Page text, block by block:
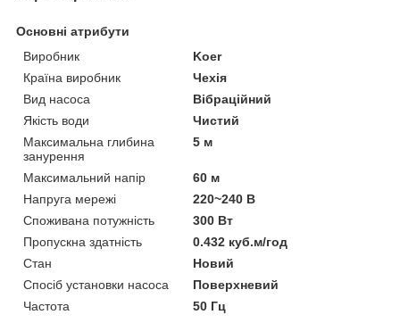
Основні атрибути
Виробник
Koer
Країна виробник
Чехія
Вид насоса
Вібраційний
Якість води
Чистий
Максимальна глибина
занурення
5 м
Максимальний напір
60 м
Напруга мережі
220~240 В
Споживана потужність
300 Вт
Пропускна здатність
0.432 куб.м/год
Стан
Новий
Спосіб установки насоса
Поверхневий
Частота
50 Гц